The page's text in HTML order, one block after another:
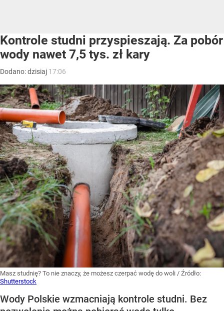
Kontrole studni przyspieszają. Za pobór
wody nawet 7,5 tys. zł kary
Dodano:dzisiaj 17:06
Masz studnię? To nie znaczy, że możesz czerpać wodę do woli / Źródło:
Shutterstock
Wody Polskie wzmacniają kontrole studni. Bez